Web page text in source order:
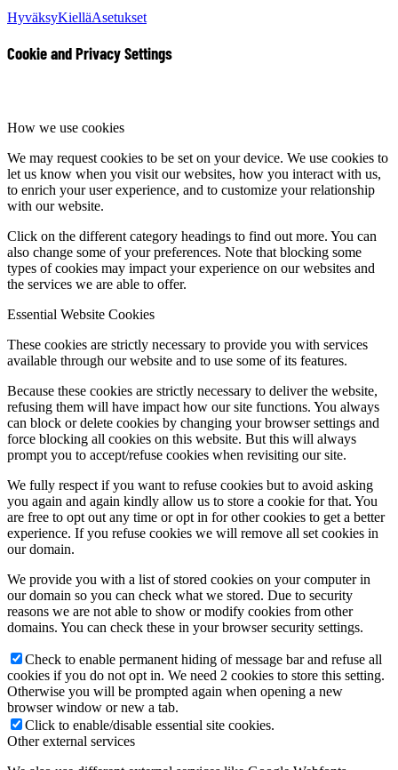
HyväksyKielläAsetukset
Cookie and Privacy Settings
How we use cookies
We may request cookies to be set on your device. We use cookies to
let us know when you visit our websites, how you interact with us,
to enrich your user experience, and to customize your relationship
with our website.
Click on the different category headings to find out more. You can
also change some of your preferences. Note that blocking some
types of cookies may impact your experience on our websites and
the services we are able to offer.
Essential Website Cookies
These cookies are strictly necessary to provide you with services
available through our website and to use some of its features.
Because these cookies are strictly necessary to deliver the website,
refusing them will have impact how our site functions. You always
can block or delete cookies by changing your browser settings and
force blocking all cookies on this website. But this will always
prompt you to accept/refuse cookies when revisiting our site.
We fully respect if you want to refuse cookies but to avoid asking
you again and again kindly allow us to store a cookie for that. You
are free to opt out any time or opt in for other cookies to get a better
experience. If you refuse cookies we will remove all set cookies in
our domain.
We provide you with a list of stored cookies on your computer in
our domain so you can check what we stored. Due to security
reasons we are not able to show or modify cookies from other
domains. You can check these in your browser security settings.
Check to enable permanent hiding of message bar and refuse all
cookies if you do not opt in. We need 2 cookies to store this setting.
Otherwise you will be prompted again when opening a new
browser window or new a tab.
Click to enable/disable essential site cookies.
Other external services